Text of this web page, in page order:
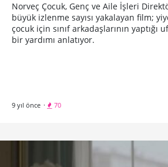
Norveç Çocuk, Genç ve Aile İşleri
büyük izlenme sayısı yakalayan film;
çocuk için sınıf arkadaşlarının yaptığı
bir yardımı anlatıyor.
9 yıl önce · 70